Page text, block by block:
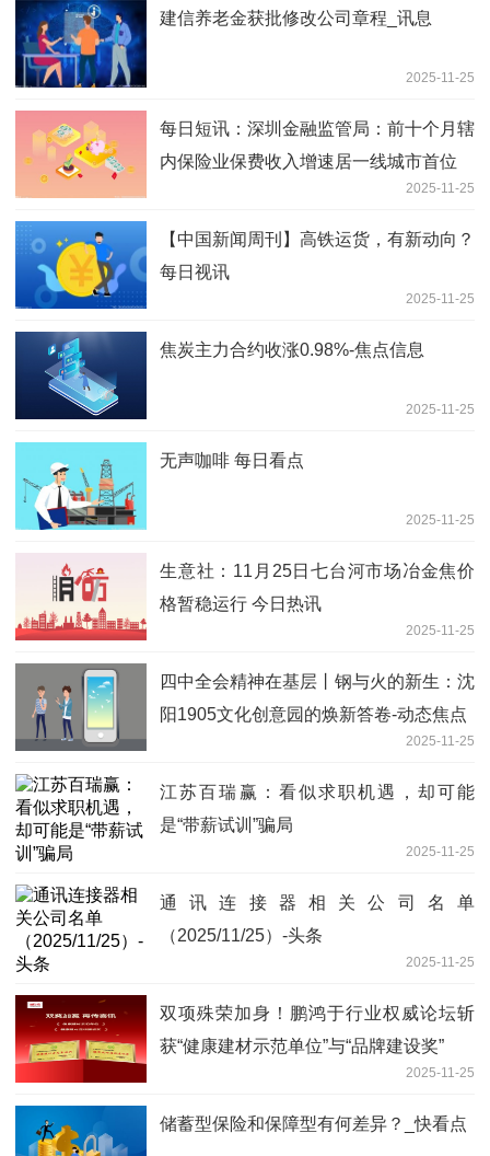
建信养老金获批修改公司章程_讯息
2025-11-25
每日短讯：深圳金融监管局：前十个月辖
内保险业保费收入增速居一线城市首位
2025-11-25
【中国新闻周刊】高铁运货，有新动向？
每日视讯
2025-11-25
焦炭主力合约收涨0.98%-焦点信息
2025-11-25
无声咖啡 每日看点
2025-11-25
生意社：11月25日七台河市场冶金焦价
格暂稳运行 今日热讯
2025-11-25
四中全会精神在基层丨钢与火的新生：沈
阳1905文化创意园的焕新答卷-动态焦点
2025-11-25
江苏百瑞赢：看似求职机遇，却可能
是“带薪试训”骗局
2025-11-25
通讯连接器相关公司名单
（2025/11/25）-头条
2025-11-25
双项殊荣加身！鹏鸿于行业权威论坛斩
获“健康建材示范单位”与“品牌建设奖”
2025-11-25
储蓄型保险和保障型有何差异？_快看点